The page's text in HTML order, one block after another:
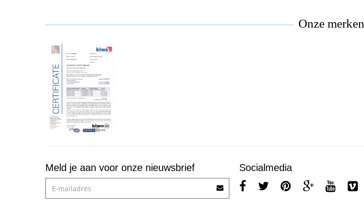
Onze merken
Meld je aan voor onze nieuwsbrief Socialmedia